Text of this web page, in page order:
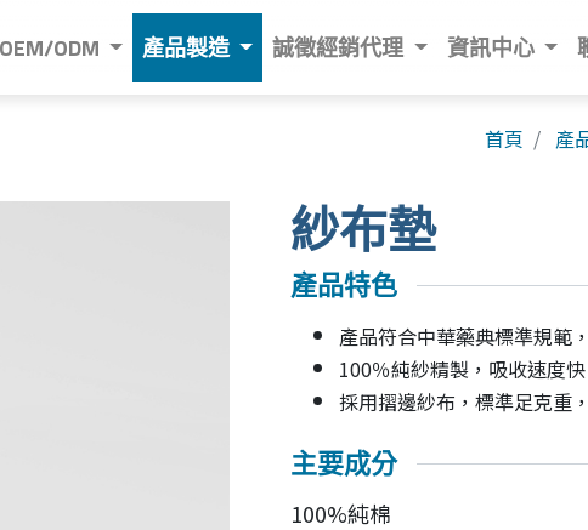
ODM 產品製造 誠徵經銷代理 資訊中心
首頁 產
紗布墊
產品特色
產品符合中華藥典標準規範
100％純紗精製，吸收速度
採用摺邊紗布，標準足克重
主要成分
100%純棉